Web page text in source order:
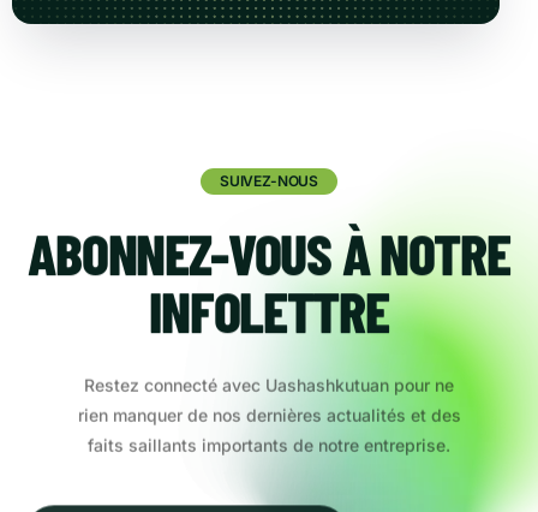
SUIVEZ-NOUS
ABONNEZ-VOUS À NOTRE
INFOLETTRE
Restez connecté avec Uashashkutuan pour ne
rien manquer de nos dernières actualités et des
faits saillants importants de notre entreprise.